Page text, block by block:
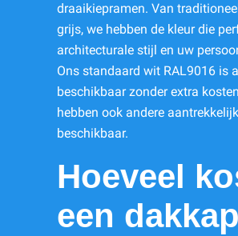
draaikiepramen. Van
grijs, we hebben de kleur die
architecturale stijl en uw
Ons standaard wit RAL9016 is
beschikbaar zonder extra
hebben ook andere
beschikbaar.
Hoeveel
een